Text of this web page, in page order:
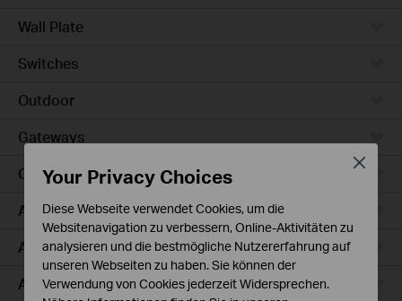
Wall Plate
Switches
Outdoor
Gateways
Campus
Access Max
Aggregation
Access Plus
Your Privacy Choices
Diese Webseite verwendet Cookies, um die
Websitenavigation zu verbessern, Online-Aktivitäten zu
analysieren und die bestmögliche Nutzererfahrung auf
unseren Webseiten zu haben. Sie können der
Verwendung von Cookies jederzeit Widersprechen.
Close